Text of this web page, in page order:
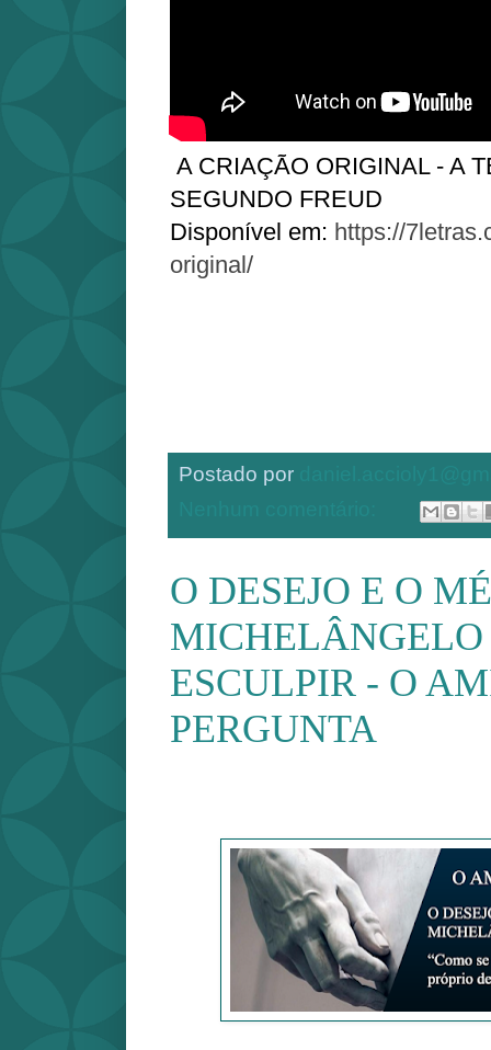
A CRIAÇÃO ORIGINAL - A
SEGUNDO FREUD
Disponível em: https://
original/
Postado por
O DESEJO E O
MICHELÂNGELO
ESCULPIR - O
PERGUNTA